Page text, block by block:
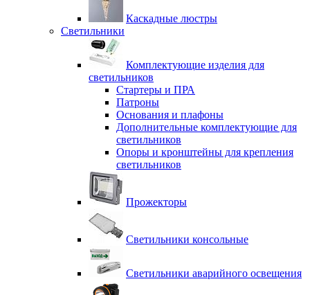
Каскадные люстры
Светильники
Комплектующие изделия для
светильников
Стартеры и ПРА
Патроны
Основания и плафоны
Дополнительные комплектующие для
светильников
Опоры и кронштейны для крепления
светильников
Прожекторы
Светильники консольные
Светильники аварийного освещения